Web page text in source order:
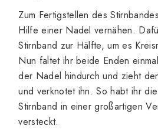
Zum Fertigstellen des
Hilfe einer Nadel vernähen.
Stirnband zur Hälfte, um es
Nun faltet ihr beide Enden
der Nadel hindurch und zieht
und verknotet ihn. So habt ihr
Stirnband in einer großartigen
versteckt.